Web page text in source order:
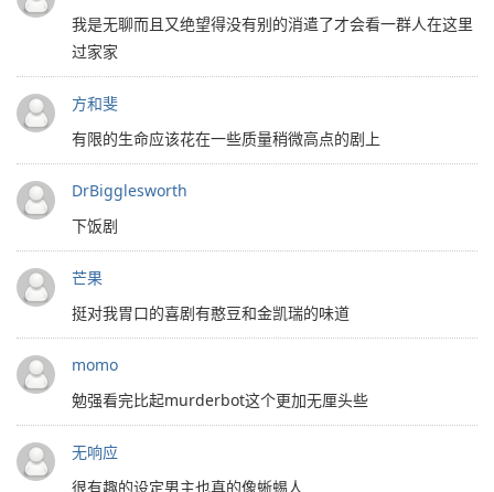
我是无聊而且又绝望得没有别的消遣了才会看一群人在这里
过家家
方和斐
有限的生命应该花在一些质量稍微高点的剧上
DrBigglesworth
下饭剧
芒果
挺对我胃口的喜剧有憨豆和金凯瑞的味道
momo
勉强看完比起murderbot这个更加无厘头些
无响应
很有趣的设定男主也真的像蜥蜴人